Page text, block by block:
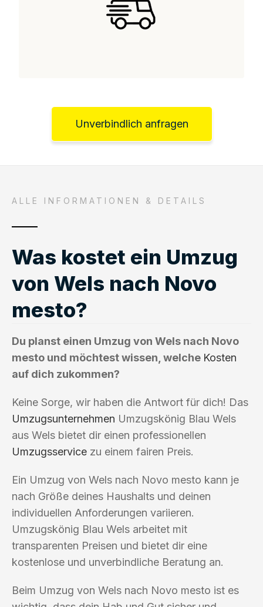
Unverbindlich anfragen
ALLE INFORMATIONEN & DETAILS
Was kostet ein Umzug
von Wels nach Novo
mesto?
Du planst einen Umzug von Wels nach Novo
mesto und möchtest wissen, welche Kosten
auf dich zukommen?
Keine Sorge, wir haben die Antwort für dich! Das
Umzugsunternehmen Umzugskönig Blau Wels
aus Wels bietet dir einen professionellen
Umzugsservice zu einem fairen Preis.
Ein Umzug von Wels nach Novo mesto kann je
nach Größe deines Haushalts und deinen
individuellen Anforderungen variieren.
Umzugskönig Blau Wels arbeitet mit
transparenten Preisen und bietet dir eine
kostenlose und unverbindliche Beratung an.
Beim Umzug von Wels nach Novo mesto ist es